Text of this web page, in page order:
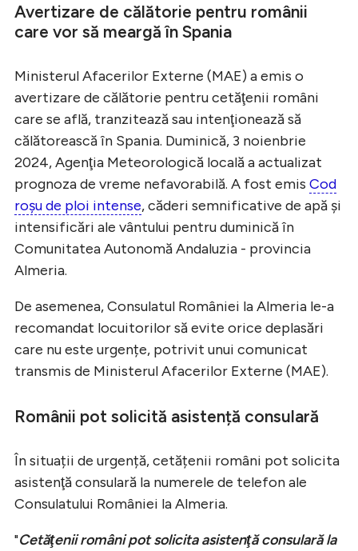
Avertizare de călătorie pentru românii
care vor să meargă în Spania
Ministerul Afacerilor Externe (MAE) a emis o
avertizare de călătorie pentru cetăţenii români
care se află, tranzitează sau intenţionează să
călătorească în Spania. Duminică, 3 noienbrie
2024, Agenţia Meteorologică locală a actualizat
prognoza de vreme nefavorabilă. A fost emis Cod
roşu de ploi intense, căderi semnificative de apă şi
intensificări ale vântului pentru duminică în
Comunitatea Autonomă Andaluzia - provincia
Almeria.
De asemenea, Consulatul României la Almeria le-a
recomandat locuitorilor să evite orice deplasări
care nu este urgențe, potrivit unui comunicat
transmis de Ministerul Afacerilor Externe (MAE).
Românii pot solicită asistență consulară
În situații de urgență, cetățenii români pot solicita
asistenţă consulară la numerele de telefon ale
Consulatului României la Almeria.
"Cetăţenii români pot solicita asistenţă consulară la